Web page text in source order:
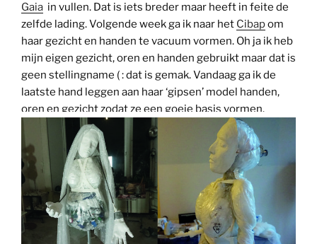
Gaia in vullen. Dat is iets breder maar heeft in feite de
zelfde lading. Volgende week ga ik naar het Cibapom
haar gezicht en handen te vacuum vormen. Oh ja ik heb
mijn eigen gezicht, oren en handen gebruikt maar dat is
geen stellingname ( : dat is gemak. Vandaag ga ik de
laatste hand leggen aan haar ‘gipsen’ model handen,
oren en gezicht zodat ze een goeie basis vormen.